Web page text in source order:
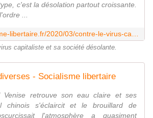
c'est la désolation partout croissante.
...
capitaliste et sa société désolante.
- Socialisme libertaire
retrouve son eau claire et ses
chinois s'éclaircit et le brouillard de
l'atmosphère a quasiment